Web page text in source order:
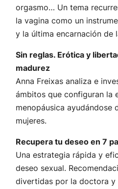
orgasmo… Un tema
la vagina como un
y la última encarnación de
Sin reglas. Erótica y
madurez
Anna Freixas analiza e
ámbitos que configuran la
menopáusica ayudándose
mujeres.
Recupera tu deseo en 7
Una estrategia rápida y
deseo sexual.
divertidas por la doctora y